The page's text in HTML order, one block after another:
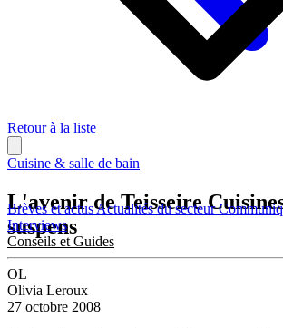
Brèves et actusActualités du secteur
Interviews
Conseils et Guides
Retour à la liste
Cuisine & salle de bain
L'avenir de Teisseire
suspens
OL
Olivia Leroux
27 octobre 2008